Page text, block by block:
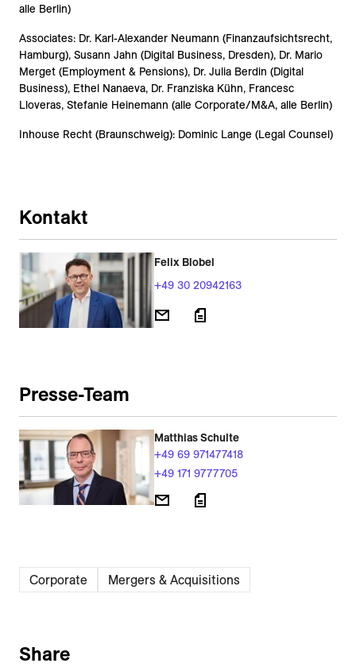
alle Berlin)
Associates: Dr. Karl-Alexander Neumann (Finanzaufsichtsrecht,
Hamburg), Susann Jahn (Digital Business, Dresden), Dr. Mario
Merget (Employment & Pensions), Dr. Julia Berdin (Digital
Business), Ethel Nanaeva, Dr. Franziska Kühn, Francesc
Lloveras, Stefanie Heinemann (alle Corporate/M&A, alle Berlin)
Inhouse Recht (Braunschweig): Dominic Lange (Legal Counsel)
Kontakt
Felix Blobel
+49 30 20942163
Presse-Team
Matthias Schulte
+49 69 971477418
+49 171 9777705
Corporate Mergers & Acquisitions
Share